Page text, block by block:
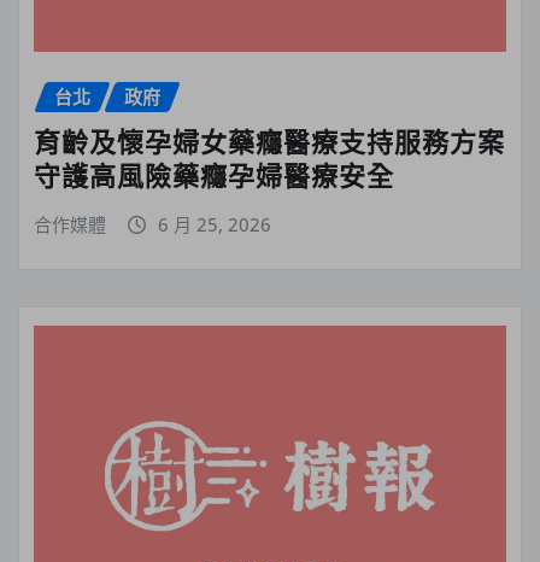
台北 政府
育齡及懷孕婦女藥癮醫療支持服務方案
守護高風險藥癮孕婦醫療安全
合作媒體 6 月 25, 2026